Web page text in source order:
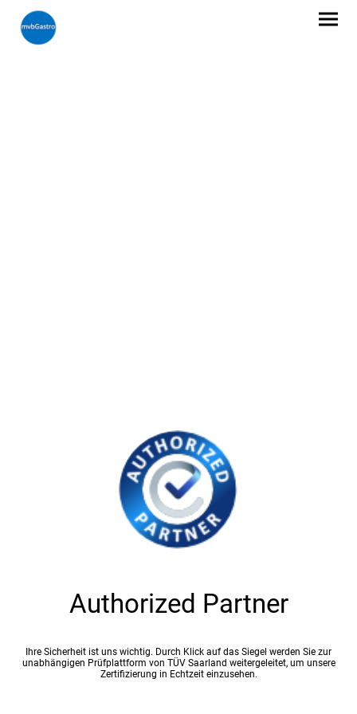
Authorized Partner
Ihre Sicherheit ist uns wichtig. Durch Klick auf das Siegel werden Sie zur
unabhängigen Prüfplattform von TÜV Saarland weitergeleitet, um unsere
Zertifizierung in Echtzeit einzusehen.